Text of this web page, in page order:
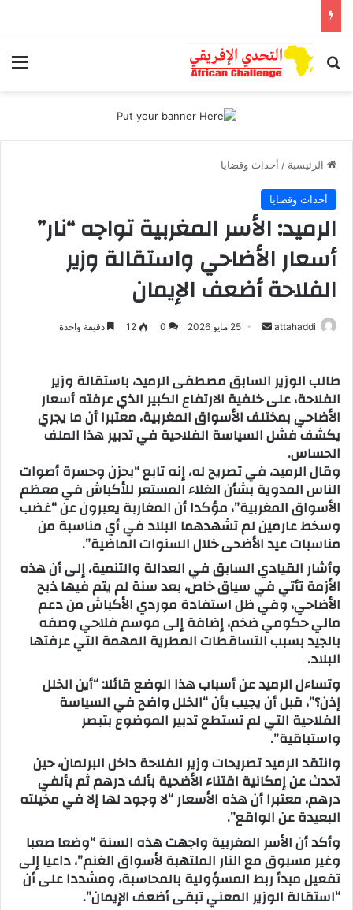
بحث عن
الرئيسية / أحداث وقضايا
أحداث وقضايا
الرميد: الأسر المغربية تواجه “نار”
أسعار الأضاحي واستقالة وزير
الفلاحة أضعف الإيمان
attahaddi
ل
ب
ر
ي
ا
إ
ل
ك
ر
و
ن
ي
ا
25 مايو 2026 0
12 دقيقة واحدة
طالب الوزير السابق مصطفى الرميد، باستقالة وزير
الفلاحة، على خلفية الارتفاع الكبير الذي عرفته أسعار
الأضاحي بمختلف الأسواق المغربية، معتبرا أن ما يجري
يكشف فشل السياسة الفلاحية في تدبير هذا الملف
الحساس.
وقال الرميد، في تصريح له، إنه تابع “بحزن وحسرة أصوات
الناس المدوية بشأن الغلاء المستعر للأكباش في معظم
الأسواق المغربية”، مؤكدا أن المغاربة يعبرون عن “غضب
وسخط عارمين لم تشهدهما البلاد في أي مناسبة من
مناسبات عيد الأضحى خلال السنوات الماضية”.
وأشار القيادي السابق في العدالة والتنمية، إلى أن هذه
الأزمة تأتي في سياق خاص، بعد سنة لم يتم فيها ذبح
الأضاحي، وفي ظل استفادة موردي الأكباش من دعم
مالي حكومي ضخم، إضافة إلى موسم فلاحي وصفه
بالجيد بسبب التساقطات المطرية المهمة التي عرفتها
البلاد.
وتساءل الرميد عن أسباب هذا الوضع قائلا: “أين الخلل
إذن؟”، قبل أن يجيب بأن “الخلل واضح في السياسة
الفلاحية التي لم تستطع تدبير الموضوع بتبصر
واستباقية”.
وانتقد الرميد تصريحات وزير الفلاحة داخل البرلمان، حين
تحدث عن إمكانية اقتناء الأضحية بألف درهم ثم بألفي
درهم، معتبرا أن هذه الأسعار “لا وجود لها إلا في مخيلته
البعيدة عن الواقع”.
وأكد أن الأسر المغربية واجهت هذه السنة “وضعا صعبا
وغير مسبوق مع النار الملتهبة لأسواق الغنم”، داعيا إلى
تفعيل مبدأ ربط المسؤولية بالمحاسبة، ومشددا على أن
“استقالة الوزير المعني تبقى أضعف الإيمان”.